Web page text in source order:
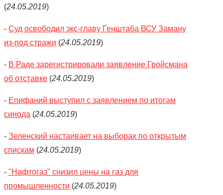
(24.05.2019)
- Суд освободил экс-главу Генштаба ВСУ Заману
из-под стражи (24.05.2019)
- В Раде зарегистрировали заявление Гройсмана
об отставке (24.05.2019)
- Епифаний выступил с заявлением по итогам
синода (24.05.2019)
- Зеленский настаивает на выборах по открытым
спискам (24.05.2019)
- "Нафтогаз" снизил цены на газ для
промышленности (24.05.2019)